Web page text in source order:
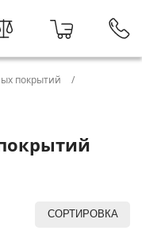
покрытий
СОРТИРОВКА